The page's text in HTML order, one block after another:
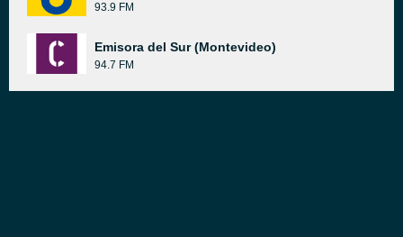
93.9 FM
Emisora del Sur (Montevideo)
94.7 FM